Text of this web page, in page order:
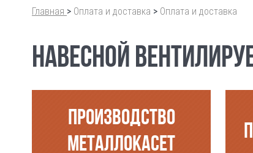
Главная > Оплата и доставка > Оплата и доставка
НАВЕСНОЙ
ПРОИЗВОДСТВО
МЕТАЛЛОКАСЕТ